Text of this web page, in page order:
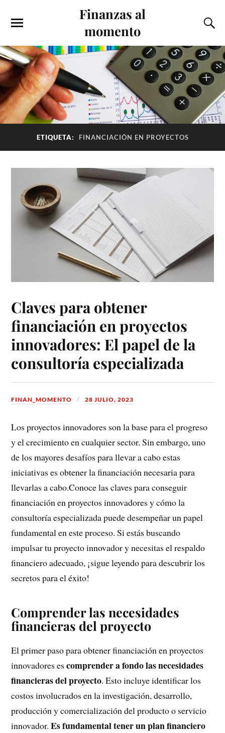
Finanzas al
momento
ETIQUETA: FINANCIACIÓN EN PROYECTOS
Claves para obtener
financiación en proyectos
innovadores: El papel de la
consultoría especializada
FINAN_MOMENTO 28 JULIO, 2023
Los proyectos innovadores son la base para el progreso
y el crecimiento en cualquier sector. Sin embargo, uno
de los mayores desafíos para llevar a cabo estas
iniciativas es obtener la financiación necesaria para
llevarlas a cabo.Conoce las claves para conseguir
financiación en proyectos innovadores y cómo la
consultoría especializada puede desempeñar un papel
fundamental en este proceso. Si estás buscando
impulsar tu proyecto innovador y necesitas el respaldo
financiero adecuado, ¡sigue leyendo para descubrir los
secretos para el éxito!
Comprender las necesidades
financieras del proyecto
El primer paso para obtener financiación en proyectos
innovadores escomprender a fondo las necesidades
financieras del proyecto. Esto incluye identificar los
costos involucrados en la investigación, desarrollo,
producción y comercialización del producto o servicio
innovador.Es fundamental tener un plan financiero